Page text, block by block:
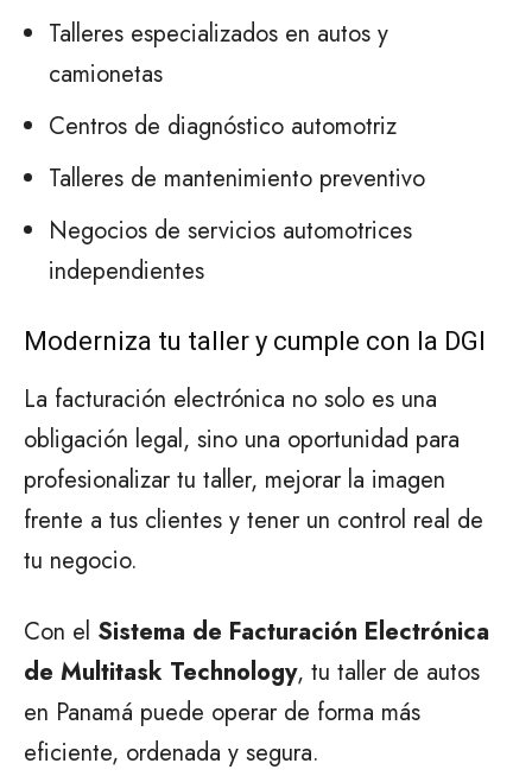
Talleres especializados en autos y
camionetas
Centros de diagnóstico automotriz
Talleres de mantenimiento preventivo
Negocios de servicios automotrices
independientes
Moderniza tu taller y cumple con la DGI
La facturación electrónica no solo es una
obligación legal, sino una oportunidad para
profesionalizar tu taller, mejorar la imagen
frente a tus clientes y tener un control real de
tu negocio.
Con el Sistema de Facturación Electrónica
de Multitask Technology, tu taller de autos
en Panamá puede operar de forma más
eficiente, ordenada y segura.